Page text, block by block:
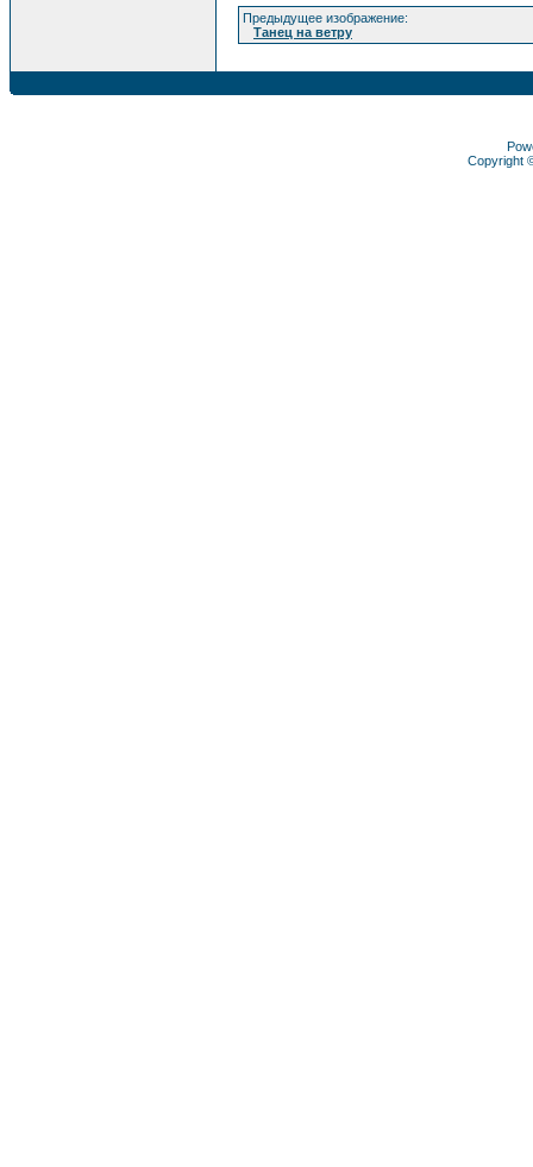
Предыдущее изображение:
Танец на ветру
Copyright